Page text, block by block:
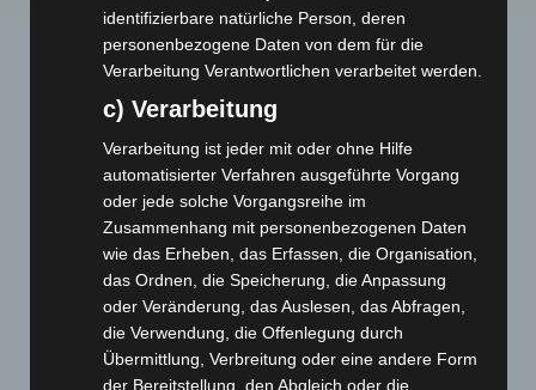
Webseite
Cashback-Aktion
Händler werden
Home
Gemeinsam spenden
identifizierbare natürliche Person, deren
personenbezogene Daten von dem für die
Verarbeitung Verantwortlichen verarbeitet werden.
c) Verarbeitung
Verarbeitung ist jeder mit oder ohne Hilfe
automatisierter Verfahren ausgeführte Vorgang
oder jede solche Vorgangsreihe im
Zusammenhang mit personenbezogenen Daten
wie das Erheben, das Erfassen, die Organisation,
das Ordnen, die Speicherung, die Anpassung
oder Veränderung, das Auslesen, das Abfragen,
die Verwendung, die Offenlegung durch
Übermittlung, Verbreitung oder eine andere Form
der Bereitstellung, den Abgleich oder die